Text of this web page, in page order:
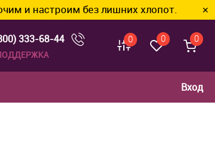
без лишних хлопот. ✕
333-68-44 0 0 0
Вход